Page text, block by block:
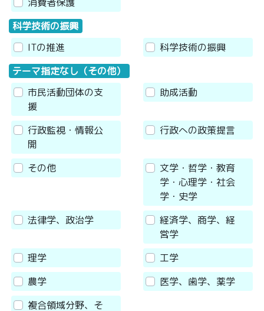
科学技術の振興
ITの推進
科学技術の振興
テーマ指定なし（その他）
市民活動団体の支
援
助成活動
行政監視・情報公
開
行政への政策提言
その他
文学・哲学・教育
学・心理学・社会
学・史学
法律学、政治学
経済学、商学、経
営学
理学
工学
農学
医学、歯学、薬学
複合領域分野、そ